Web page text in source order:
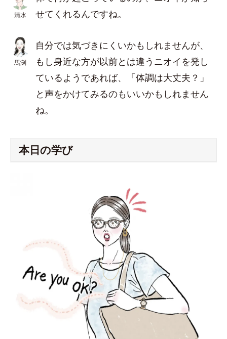
清水
せてくれるんですね。
馬渕
自分では気づきにくいかもしれませんが、
もし身近な方が以前とは違うニオイを発し
ているようであれば、「体調は大丈夫？」
と声をかけてみるのもいいかもしれません
ね。
本日の学び